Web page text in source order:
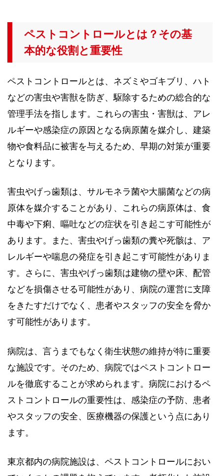
ペストコントロールとは？その基
本的な役割と重要性
ペストコントロールとは、ネズミやゴキブリ、ハト
などの害虫や害獣を防ぎ、駆除するための総合的な
管理手法を指します。これらの害虫・害獣は、アレ
ルギーや感染症の原因となる病原菌を媒介し、建築
物や食料品に被害を与えるため、早期の対策が重要
となります。
害虫やげっ歯類は、サルモネラ菌や大腸菌などの病
原体を媒介することがあり、これらの病原体は、食
中毒や下痢、嘔吐などの症状を引き起こす可能性が
あります。また、害虫やげっ歯類の糞や死骸は、ア
レルギーや喘息の発症を引き起こす可能性がありま
す。さらに、害虫やげっ歯類は建物の壁や床、配管
などを損傷させる可能性があり、病院の運営に支障
をきたすだけでなく、患者やスタッフの安全を脅か
す可能性があります。
病院は、言うまでもなく衛生状態の維持が特に重要
な施設です。そのため、病院ではペストコントロー
ルを徹底することが求められます。病院におけるペ
ストコントロールの重要性は、感染症の予防、患者
やスタッフの安全、医療機器の保護という点にあり
ます。
東京都内の病院施設は、ペストコントロールにおい